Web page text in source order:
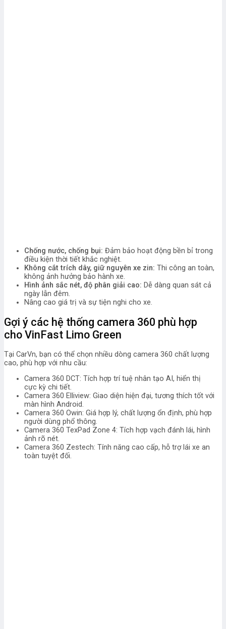
Chống nước, chống bụi: Đảm bảo hoạt động bền bỉ trong
điều kiện thời tiết khắc nghiệt.
Không cắt trích dây, giữ nguyên xe zin: Thi công an toàn,
không ảnh hưởng bảo hành xe.
Hình ảnh sắc nét, độ phân giải cao: Dễ dàng quan sát cả
ngày lẫn đêm.
Nâng cao giá trị và sự tiện nghi cho xe.
Gợi ý các hệ thống camera 360 phù hợp
cho VinFast Limo Green
Tại CarVn, bạn có thể chọn nhiều dòng camera 360 chất lượng
cao, phù hợp với nhu cầu:
Camera 360 DCT: Tích hợp trí tuệ nhân tạo AI, hiển thị
cực kỳ chi tiết.
Camera 360 Elliview: Giao diện hiện đại, tương thích tốt với
màn hình Android.
Camera 360 Owin: Giá hợp lý, chất lượng ổn định, phù hợp
người dùng phổ thông.
Camera 360 TexPad Zone 4: Tích hợp vạch đánh lái, hình
ảnh rõ nét.
Camera 360 Zestech: Tính năng cao cấp, hỗ trợ lái xe an
toàn tuyệt đối.